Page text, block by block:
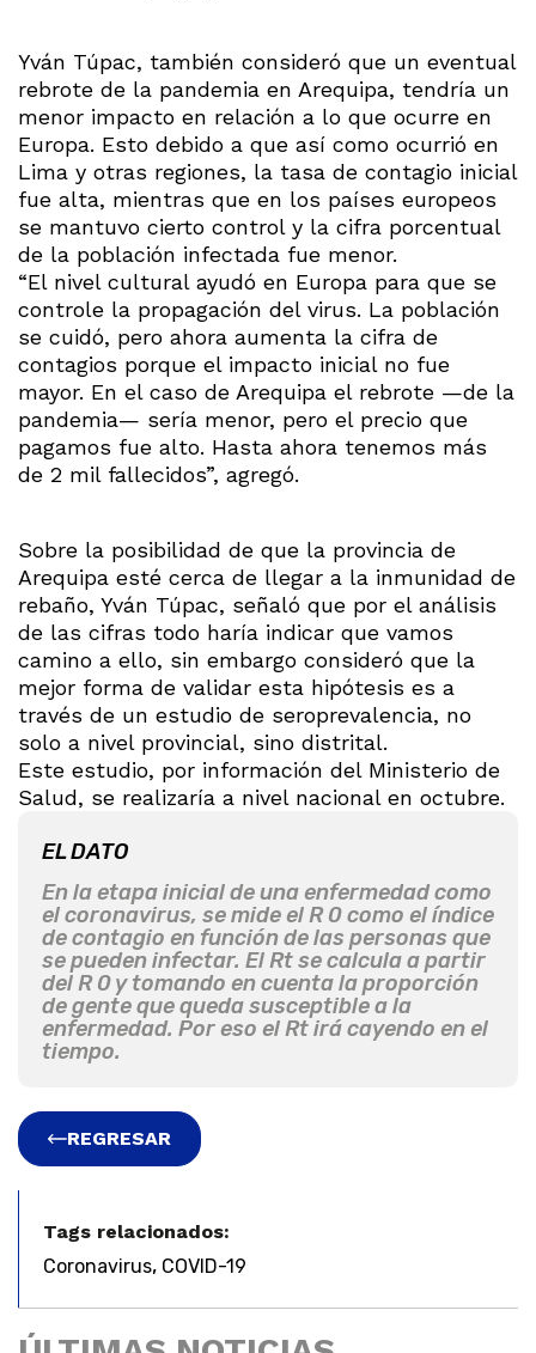
Yván Túpac, también consideró que un eventual
rebrote de la pandemia en Arequipa, tendría un
menor impacto en relación a lo que ocurre en
Europa. Esto debido a que así como ocurrió en
Lima y otras regiones, la tasa de contagio inicial
fue alta, mientras que en los países europeos
se mantuvo cierto control y la cifra porcentual
de la población infectada fue menor.
“El nivel cultural ayudó en Europa para que se
controle la propagación del virus. La población
se cuidó, pero ahora aumenta la cifra de
contagios porque el impacto inicial no fue
mayor. En el caso de Arequipa el rebrote —de la
pandemia— sería menor, pero el precio que
pagamos fue alto. Hasta ahora tenemos más
de 2 mil fallecidos”, agregó.
Sobre la posibilidad de que la provincia de
Arequipa esté cerca de llegar a la inmunidad de
rebaño, Yván Túpac, señaló que por el análisis
de las cifras todo haría indicar que vamos
camino a ello, sin embargo consideró que la
mejor forma de validar esta hipótesis es a
través de un estudio de seroprevalencia, no
solo a nivel provincial, sino distrital.
Este estudio, por información del Ministerio de
Salud, se realizaría a nivel nacional en octubre.
EL DATO
En la etapa inicial de una enfermedad como
el coronavirus, se mide el R 0 como el índice
de contagio en función de las personas que
se pueden infectar. El Rt se calcula a partir
del R 0 y tomando en cuenta la proporción
de gente que queda susceptible a la
enfermedad. Por eso el Rt irá cayendo en el
tiempo.
REGRESAR
Tags relacionados:
Coronavirus, COVID-19